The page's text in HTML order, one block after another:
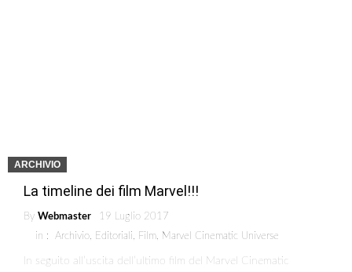
ARCHIVIO
La timeline dei film Marvel!!!
By Webmaster
19 Luglio 2017
in : Archivio, Editoriali, Film, Marvel Cinematic Universe
In seguito all’uscita dell’ultimo film del Marvel Cinematic